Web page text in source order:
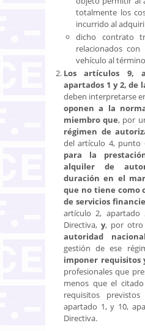
totalmente los
incurrido al
dicho contrato
relacionados
vehículo al
Los artículos 9,
apartados 1 y 2, de
deben interpretarse
oponen a la
miembro que, por
régimen de
del artículo 4, punto
para la
alquiler de
duración en el
que no tiene como
de servicios
artículo 2,
Directiva,y, por otro
autoridad nacional
gestión de ese
imponer requisitos
profesionales que
menos que el
requisitos
apartado 1, y 10,
Directiva.